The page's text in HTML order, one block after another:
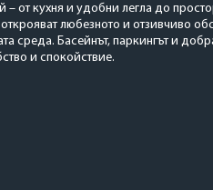
– от кухня и удобни легла до
любезното и отзивчиво
среда. Басейнът, паркингът и
и спокойствие.